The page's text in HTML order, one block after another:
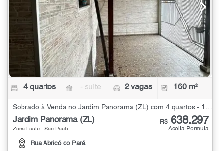
4 quartos - suíte 2 vagas 160 m²
Jardim Panorama (ZL)
Zona Leste - São Paulo
Rua Abricó do Pará
R$ 638.297
Aceita Permuta